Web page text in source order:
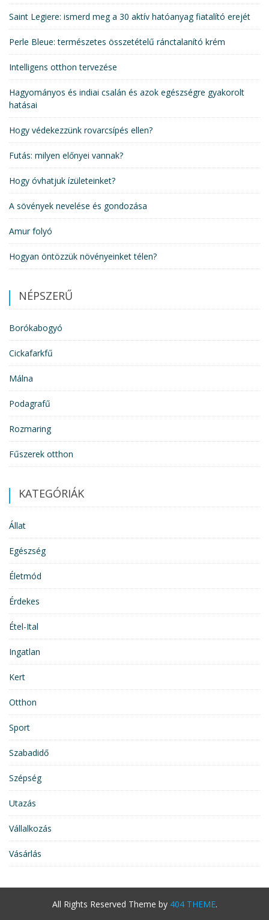
Saint Legiere: ismerd meg a 30 aktív hatóanyag fiatalító erejét
Perle Bleue: természetes összetételű ránctalanító krém
Intelligens otthon tervezése
Hagyományos és indiai csalán és azok egészségre gyakorolt
hatásai
Hogy védekezzünk rovarcsípés ellen?
Futás: milyen előnyei vannak?
Hogy óvhatjuk ízületeinket?
A sövények nevelése és gondozása
Amur folyó
Hogyan öntözzük növényeinket télen?
NÉPSZERŰ
Borókabogyó
Cickafarkfű
Málna
Podagrafű
Rozmaring
Fűszerek otthon
KATEGÓRIÁK
Állat
Egészség
Életmód
Érdekes
Étel-Ital
Ingatlan
Kert
Otthon
Sport
Szabadidő
Szépség
Utazás
Vállalkozás
Vásárlás
All Rights Reserved Theme by 404 THEME.